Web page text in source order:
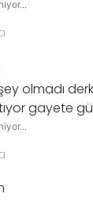
olmadı
gayete